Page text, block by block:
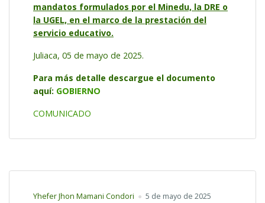
mandatos formulados por el Minedu, la DRE o
la UGEL, en el marco de la prestación del
servicio educativo.
Juliaca, 05 de mayo de 2025.
Para más detalle descargue el documento
aquí: GOBIERNO
COMUNICADO
Yhefer Jhon Mamani Condori 5 de mayo de 2025